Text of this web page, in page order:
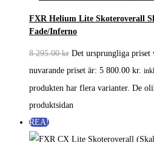
FXR Helium Lite Skoteroverall
Fade/Inferno
8 295.00kr Det ursprungliga priset
nuvarande priset är: 5 800.00 kr.
produkten har flera varianter. De
produktsidan
REA!